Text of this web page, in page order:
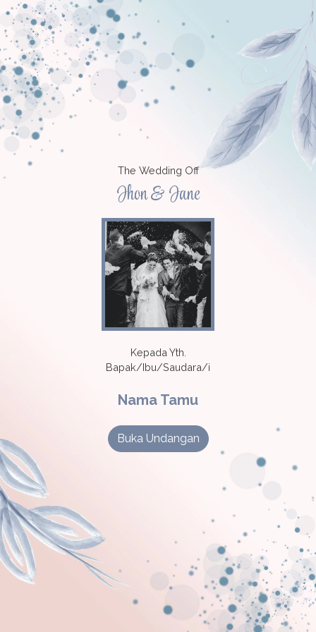
The Wedding Off
Jhon & Jane
Kepada Yth.
Bapak/Ibu/Saudara/i
Nama Tamu
Buka Undangan